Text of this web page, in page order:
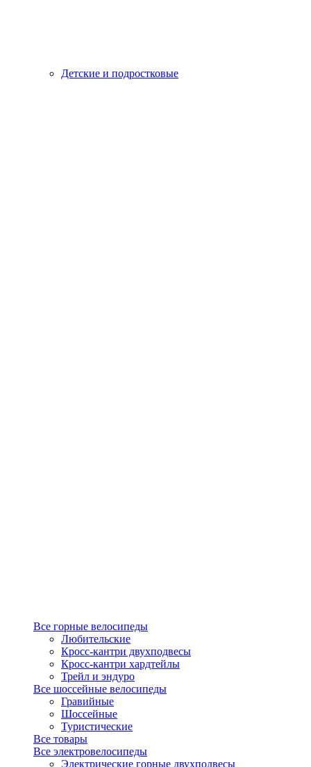
Детские и подростковые
Все горные велосипеды
Любительские
Кросс-кантри двухподвесы
Кросс-кантри хардтейлы
Трейл и эндуро
Все шоссейные велосипеды
Гравийные
Шоссейные
Туристические
Все товары
Все электровелосипеды
Электрические горные двухподвесы